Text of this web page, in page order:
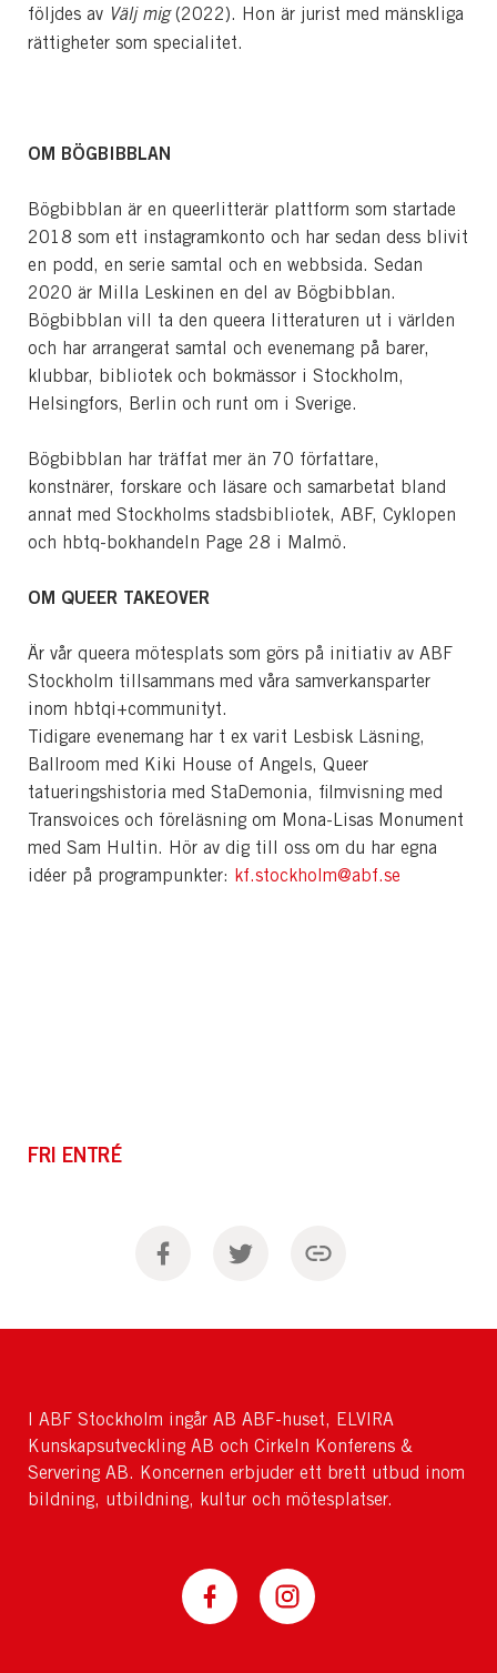
följdes av Välj mig(2022). Hon är jurist med mänskliga
rättigheter som specialitet.
OM BÖGBIBBLAN
Bögbibblan är en queerlitterär plattform som startade
2018 som ett instagramkonto och har sedan dess blivit
en podd, en serie samtal och en webbsida. Sedan
2020 är Milla Leskinen en del av Bögbibblan.
Bögbibblan vill ta den queera litteraturen ut i världen
och har arrangerat samtal och evenemang på barer,
klubbar, bibliotek och bokmässor i Stockholm,
Helsingfors, Berlin och runt om i Sverige.
Bögbibblan har träffat mer än 70 författare,
konstnärer, forskare och läsare och samarbetat bland
annat med Stockholms stadsbibliotek, ABF, Cyklopen
och hbtq-bokhandeln Page 28 i Malmö.
OM QUEER TAKEOVER
Är vår queera mötesplats som görs på initiativ av ABF
Stockholm tillsammans med våra samverkansparter
inom hbtqi+communityt.
Tidigare evenemang har t ex varit Lesbisk Läsning,
Ballroom med Kiki House of Angels, Queer
tatueringshistoria med StaDemonia, filmvisning med
Transvoices och föreläsning om Mona-Lisas Monument
med Sam Hultin. Hör av dig till oss om du har egna
idéer på programpunkter: kf.stockholm@abf.se
FRI ENTRÉ
I ABF Stockholm ingår AB ABF-huset, ELVIRA
Kunskapsutveckling AB och Cirkeln Konferens &
Servering AB. Koncernen erbjuder ett brett utbud inom
bildning, utbildning, kultur och mötesplatser.